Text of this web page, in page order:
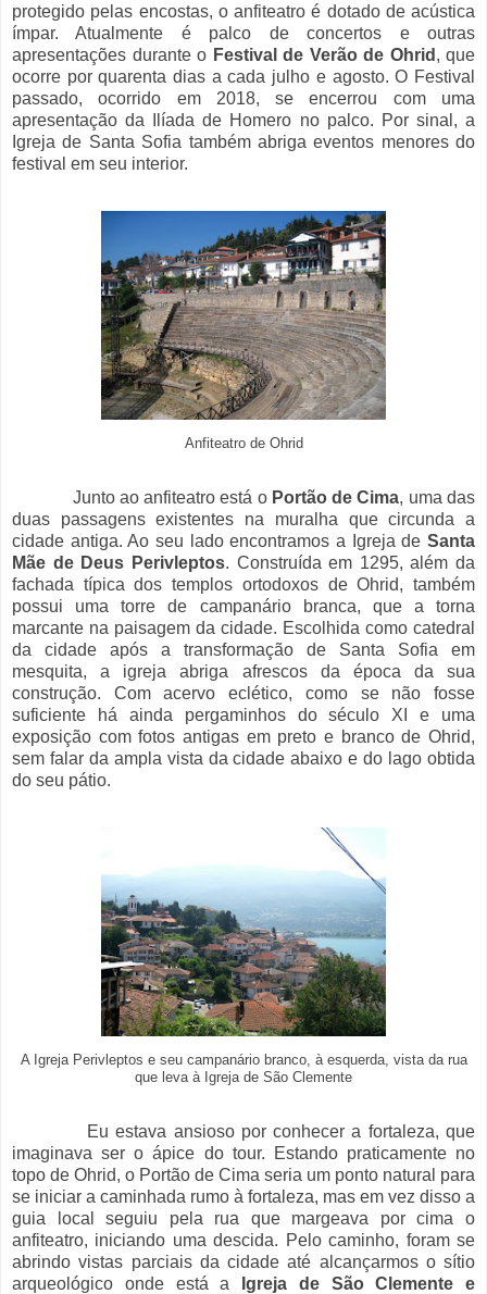
protegido pelas encostas, o anfiteatro é dotado de acústica
ímpar. Atualmente é palco de concertos e outras
apresentações durante o Festival de Verão de Ohrid , que
ocorre por quarenta dias a cada julho e agosto. O Festival
passado, ocorrido em 2018, se encerrou com uma
apresentação da Ilíada de Homero no palco. Por sinal, a
Igreja de Santa Sofia também abriga eventos menores do
festival em seu interior.
Anfiteatro de Ohrid
Junto ao anfiteatro está o Portão de Cima, uma das
duas passagens existentes na muralha que circunda a
cidade antiga. Ao seu lado encontramos a Igreja de Santa
Mãe de Deus Perivleptos. Construída em 1295, além da
fachada típica dos templos ortodoxos de Ohrid, também
possui uma torre de campanário branca, que a torna
marcante na paisagem da cidade. Escolhida como catedral
da cidade após a transformação de Santa Sofia em
mesquita, a igreja abriga afrescos da época da sua
construção. Com acervo eclético, como se não fosse
suficiente há ainda pergaminhos do século XI e uma
exposição com fotos antigas em preto e branco de Ohrid,
sem falar da ampla vista da cidade abaixo e do lago obtida
do seu pátio.
A Igreja Perivleptos e seu campanário branco, à esquerda, vista da rua
que leva à Igreja de São Clemente
Eu estava ansioso por conhecer a fortaleza, que
imaginava ser o ápice do tour. Estando praticamente no
topo de Ohrid, o Portão de Cima seria um ponto natural para
se iniciar a caminhada rumo à fortaleza, mas em vez disso a
guia local seguiu pela rua que margeava por cima o
anfiteatro, iniciando uma descida. Pelo caminho, foram se
abrindo vistas parciais da cidade até alcançarmos o sítio
arqueológico onde está a
Igreja de São Clemente e